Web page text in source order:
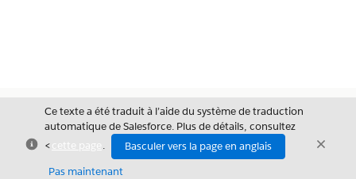
Fermer
Ce texte a été traduit à l’aide du système de traduction
automatique de Salesforce. Plus de détails, consultez
<cette page .
Basculer vers la page en anglais
Pas maintenant
Fermer